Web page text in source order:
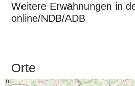
Weitere Erwähnungen in
online/NDB/ADB
Orte